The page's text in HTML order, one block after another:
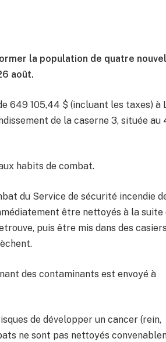
la population de quatre
août.
649 105,44 $ (incluant les taxes) à
de la caserne 3, située au
habits de combat.
du Service de sécurité incendie
être nettoyés à la suite
puis être mis dans des
des contaminants est envoyé à
de développer un cancer (rein,
ne sont pas nettoyés